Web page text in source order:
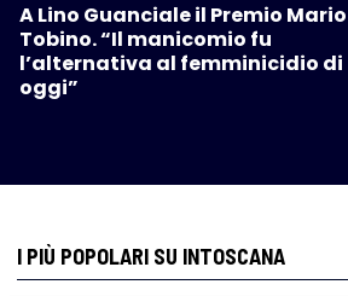
A Lino Guanciale il Premio Mario
Tobino. “Il manicomio fu
l’alternativa al femminicidio di
oggi”
I PIÙ POPOLARI SU INTOSCANA